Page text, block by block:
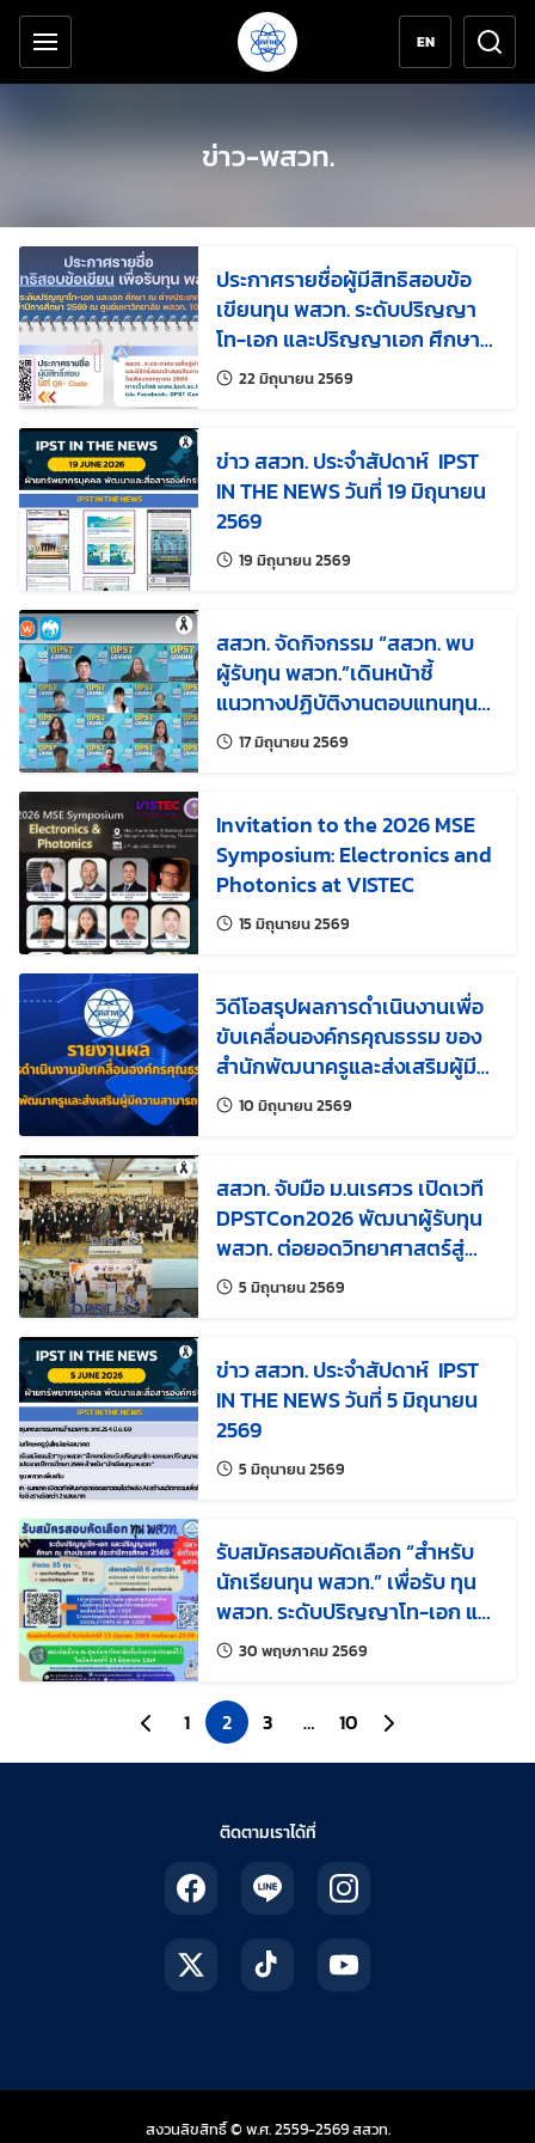
ข้ามไปยังเนื้อหาหลัก
เครื่องมือช่วยเหลือ
EN
ข่าว-พสวท.
ประกาศรายชื่อผู้มีสิทธิสอบข้อ
เขียนทุน พสวท. ระดับปริญญา
โท-เอก และปริญญาเอก ศึกษา
ณ ต่างประเทศ ประจำปีการศึกษา
22 มิถุนายน 2569แก้ไขล่าสุดเมื่อ:
ข่าว สสวท. ประจำสัปดาห์ IPST
IN THE NEWS วันที่ 19 มิถุนายน
2569
19 มิถุนายน 2569แก้ไขล่าสุดเมื่อ:
สสวท. จัดกิจกรรม “สสวท. พบ
ผู้รับทุน พสวท.”เดินหน้าชี้
แนวทางปฏิบัติงานตอบแทนทุน
ยุคดิจิทัลร่วมกับ LINE MAN
Wongnai และธนาคารกรุงไทย
17 มิถุนายน 2569แก้ไขล่าสุดเมื่อ:
Invitation to the 2026 MSE
Symposium: Electronics and
Photonics at VISTEC
15 มิถุนายน 2569แก้ไขล่าสุดเมื่อ:
วิดีโอสรุปผลการดำเนินงานเพื่อ
ขับเคลื่อนองค์กรคุณธรรม ของ
สำนักพัฒนาครูและส่งเสริมผู้มี
ความสามารถพิเศษฯ
10 มิถุนายน 2569แก้ไขล่าสุดเมื่อ:
สสวท. จับมือ ม.นเรศวร เปิดเวที
DPSTCon2026 พัฒนาผู้รับทุน
พสวท. ต่อยอดวิทยาศาสตร์สู่
นวัตกรรมธุรกิจ
5 มิถุนายน 2569แก้ไขล่าสุดเมื่อ:
ข่าว สสวท. ประจำสัปดาห์ IPST
IN THE NEWS วันที่ 5 มิถุนายน
2569
5 มิถุนายน 2569แก้ไขล่าสุดเมื่อ:
รับสมัครสอบคัดเลือก “สำหรับ
นักเรียนทุน พสวท.” เพื่อรับ ทุน
พสวท. ระดับปริญญาโท-เอก และ
ปริญญาเอก ศึกษา ณ ต่าง
30 พฤษภาคม 2569แก้ไขล่าสุดเมื่อ:
ไปยังหน้าก่อนหน้า
1 2 3 … 10 ไปยังหน้าถัดไป
ติดตามเราได้ที่
สงวนลิขสิทธิ์ © พ.ศ. 2559-2569สสวท.สถาบันส่งเสริมการสอ